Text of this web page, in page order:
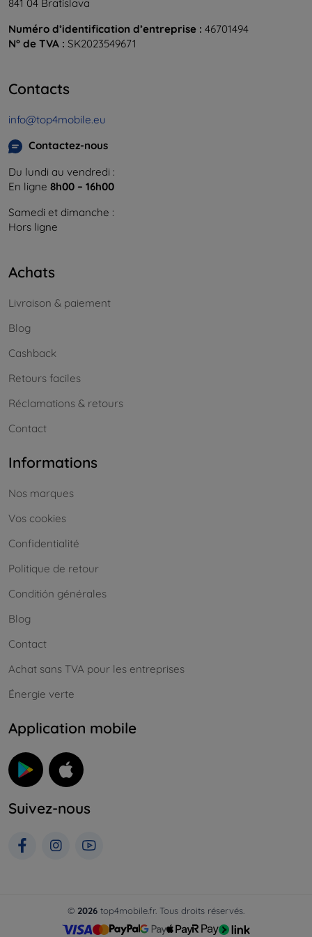
841 04 Bratislava
Numéro d’identification d’entreprise : 46701494
N° de TVA : SK2023549671
Contacts
info@top4mobile.eu
Contactez-nous
Du lundi au vendredi :
En ligne 8h00 – 16h00
Samedi et dimanche :
Hors ligne
Achats
Livraison & paiement
Blog
Cashback
Retours faciles
Réclamations & retours
Contact
Informations
Nos marques
Vos cookies
Confidentialité
Politique de retour
Conditión générales
Blog
Contact
Achat sans TVA pour les entreprises
Énergie verte
Application mobile
Suivez-nous
© 2026 top4mobile.fr. Tous droits réservés.